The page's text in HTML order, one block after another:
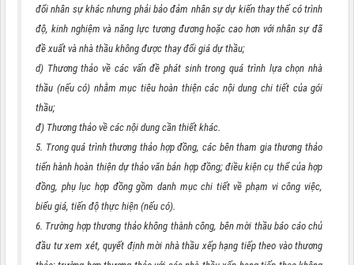
đổi nhân sự khác nhưng phải bảo đảm nhân sự dự kiến thay thế có trình
độ, kinh nghiệm và năng lực tương đương hoặc cao hơn với nhân sự đã
đề xuất và nhà thầu không được thay đổi giá dự thầu;
d) Thương thảo về các vấn đề phát sinh trong quá trình lựa chọn nhà
thầu (nếu có) nhằm mục tiêu hoàn thiện các nội dung chi tiết của gói
thầu;
đ) Thương thảo về các nội dung cần thiết khác.
5. Trong quá trình thương thảo hợp đồng, các bên tham gia thương thảo
tiến hành hoàn thiện dự thảo văn bản hợp đồng; điều kiện cụ thể của hợp
đồng, phụ lục hợp đồng gồm danh mục chi tiết về phạm vi công việc,
biểu giá, tiến độ thực hiện (nếu có).
6. Trường hợp thương thảo không thành công, bên mời thầu báo cáo chủ
đầu tư xem xét, quyết định mời nhà thầu xếp hạng tiếp theo vào thương